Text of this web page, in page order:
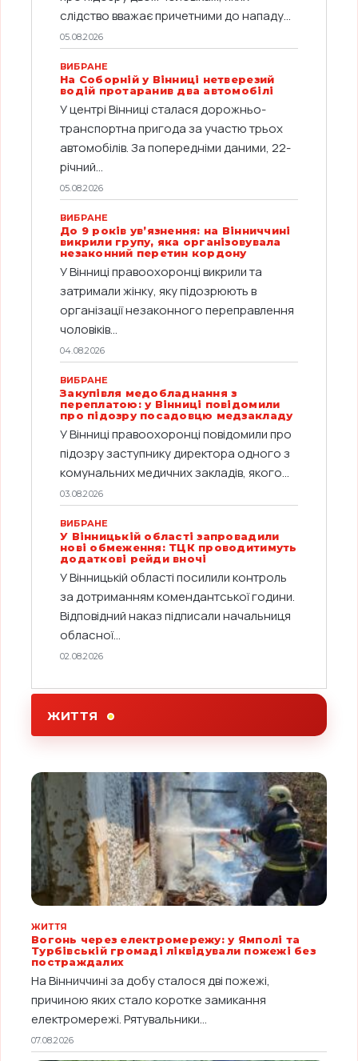
слідство вважає причетними до нападу...
05.08.2026
ВИБРАНЕ
На Соборній у Вінниці нетверезий
водій протаранив два автомобілі
У центрі Вінниці сталася дорожньо-
транспортна пригода за участю трьох
автомобілів. За попередніми даними, 22-
річний...
05.08.2026
ВИБРАНЕ
До 9 років ув’язнення: на Вінниччині
викрили групу, яка організовувала
незаконний перетин кордону
У Вінниці правоохоронці викрили та
затримали жінку, яку підозрюють в
організації незаконного переправлення
чоловіків...
04.08.2026
ВИБРАНЕ
Закупівля медобладнання з
переплатою: у Вінниці повідомили
про підозру посадовцю медзакладу
У Вінниці правоохоронці повідомили про
підозру заступнику директора одного з
комунальних медичних закладів, якого...
03.08.2026
ВИБРАНЕ
У Вінницькій області запровадили
нові обмеження: ТЦК проводитимуть
додаткові рейди вночі
У Вінницькій області посилили контроль
за дотриманням комендантської години.
Відповідний наказ підписали начальниця
обласної...
02.08.2026
ЖИТТЯ
ЖИТТЯ
Вогонь через електромережу: у Ямполі та
Турбівській громаді ліквідували пожежі без
постраждалих
На Вінниччині за добу сталося дві пожежі,
причиною яких стало коротке замикання
електромережі. Рятувальники...
07.08.2026